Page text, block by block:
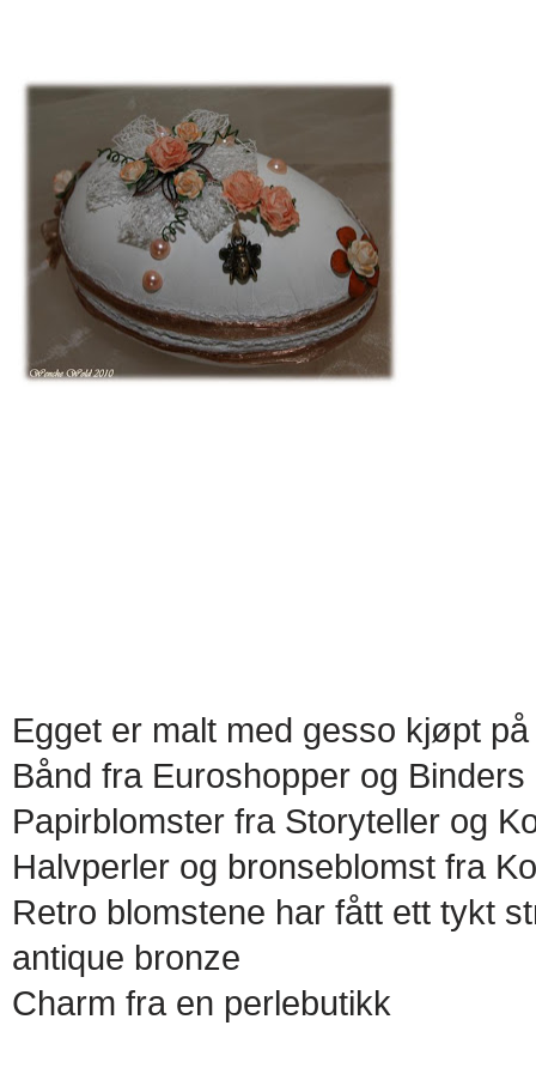
Egget er malt med gesso kjøpt
Bånd fra Euroshopper og Binders
Papirblomster fra Storyteller og
Halvperler og bronseblomst fra
Retro blomstene har fått ett tykt
antique bronze
Charm fra en perlebutikk